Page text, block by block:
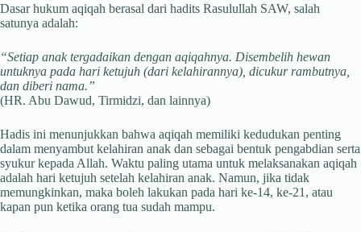
Dasar hukum aqiqah berasal dari hadits Rasulullah SAW, salah
satunya adalah:
“Setiap anak tergadaikan dengan aqiqahnya. Disembelih hewan
untuknya pada hari ketujuh (dari kelahirannya), dicukur rambutnya,
dan diberi nama.”
(HR. Abu Dawud, Tirmidzi, dan lainnya)
Hadis ini menunjukkan bahwa aqiqah memiliki kedudukan penting
dalam menyambut kelahiran anak dan sebagai bentuk pengabdian serta
syukur kepada Allah. Waktu paling utama untuk melaksanakan aqiqah
adalah hari ketujuh setelah kelahiran anak. Namun, jika tidak
memungkinkan, maka boleh lakukan pada hari ke-14, ke-21, atau
kapan pun ketika orang tua sudah mampu.